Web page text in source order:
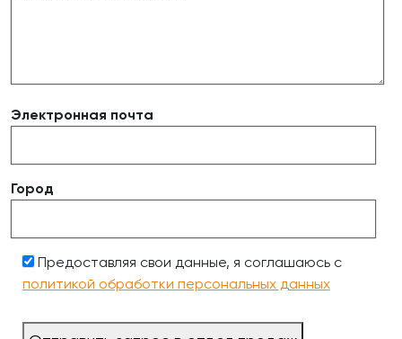
Электронная почта
Город
Предоставляя свои данные, я соглашаюсь с
политикой обработки персональных данных